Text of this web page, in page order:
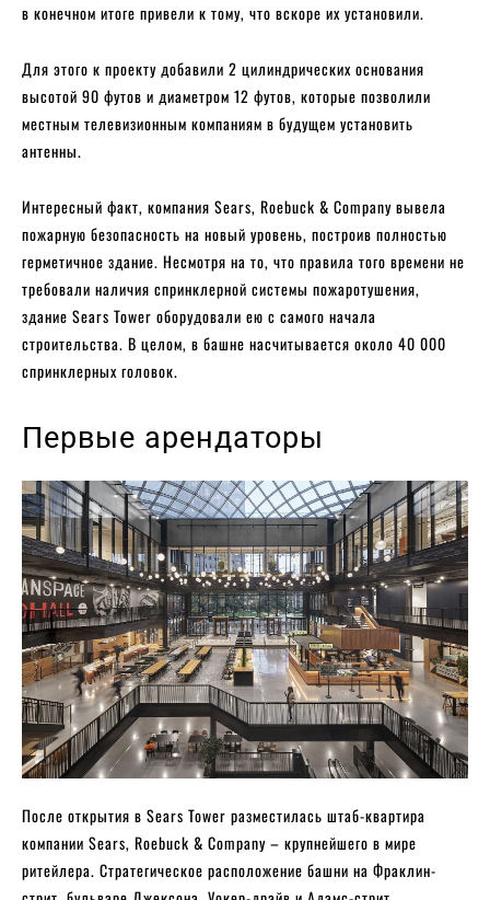
в конечном итоге привели к тому, что вскоре их установили.
Для этого к проекту добавили 2 цилиндрических основания
высотой 90 футов и диаметром 12 футов, которые позволили
местным телевизионным компаниям в будущем установить
антенны.
Интересный факт, компания Sears, Roebuck & Company вывела
пожарную безопасность на новый уровень, построив полностью
герметичное здание. Несмотря на то, что правила того времени не
требовали наличия спринклерной системы пожаротушения,
здание Sears Tower оборудовали ею с самого начала
строительства. В целом, в башне насчитывается около 40 000
спринклерных головок.
Первые арендаторы
После открытия в Sears Tower разместилась штаб-квартира
компании Sears, Roebuck & Company – крупнейшего в мире
ритейлера. Стратегическое расположение башни на Фраклин-